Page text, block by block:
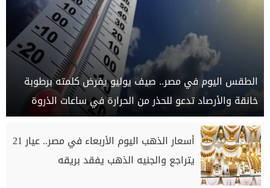
الطقس اليوم في مصر.. صيف يوليو يفرض كلمته برطوبة
خانقة والأرصاد تدعو للحذر من الحرارة في ساعات الذروة
أسعار الذهب اليوم الأربعاء في مصر.. عيار 21
يتراجع والجنيه الذهب يفقد بريقه